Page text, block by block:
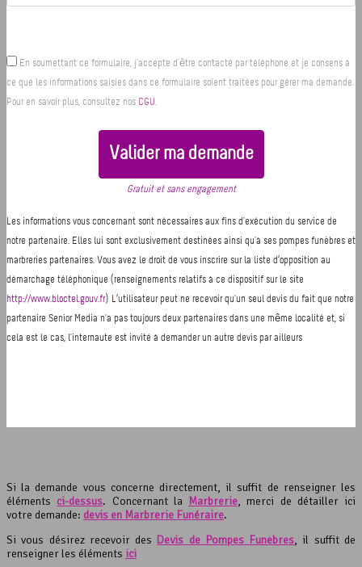
Si la demande vous concerne directement, il suffit de renseigner les
éléments ci-dessus. Concernant la Marbrerie, merci de détailler ici
votre demande: devis en Marbrerie Funéraire.
Si vous désirez recevoir des Devis de Pompes Funèbres, il suffit de
renseigner les éléments ici